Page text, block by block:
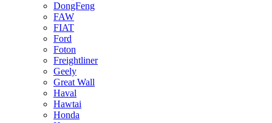
DongFeng
FAW
FIAT
Ford
Foton
Freightliner
Geely
Great Wall
Haval
Hawtai
Honda